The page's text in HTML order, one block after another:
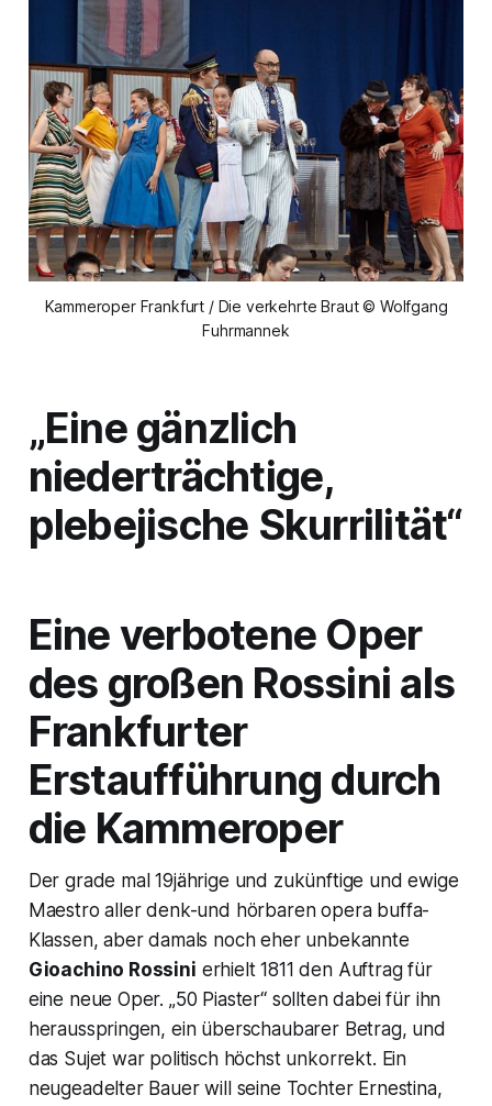
Kammeroper Frankfurt / Die verkehrte Braut © Wolfgang
Fuhrmannek
„Eine gänzlich
niederträchtige,
plebejische Skurrilität“
Eine verbotene Oper
des großen Rossini als
Frankfurter
Erstaufführung durch
die Kammeroper
Der grade mal 19jährige und zukünftige und ewige
Maestro aller denk-und hörbaren opera buffa-
Klassen, aber damals noch eher unbekannte
Gioachino Rossini erhielt 1811 den Auftrag für
eine neue Oper. „50 Piaster“ sollten dabei für ihn
herausspringen, ein überschaubarer Betrag, und
das Sujet war politisch höchst unkorrekt. Ein
neugeadelter Bauer will seine Tochter Ernestina,